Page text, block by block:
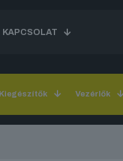
KAPCSOLAT
Kiegészítők Vezérlők